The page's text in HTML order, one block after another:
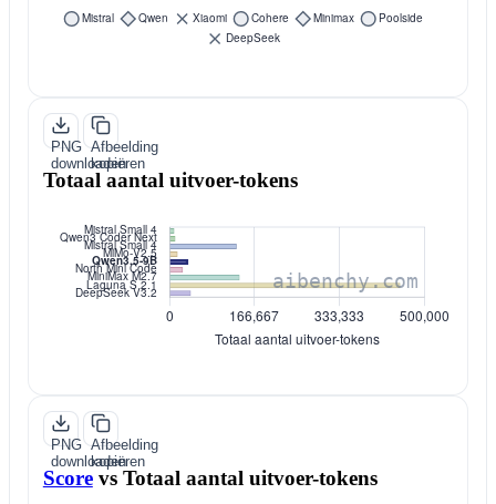
PNG
downloaden
Afbeelding
kopiëren
Totaal aantal uitvoer-tokens
PNG
downloaden
Afbeelding
kopiëren
Score vsTotaal aantal uitvoer-tokens